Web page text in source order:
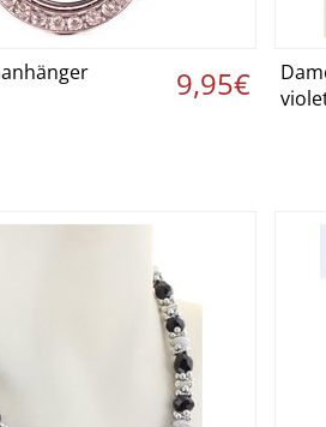
ansehen › 9,95€